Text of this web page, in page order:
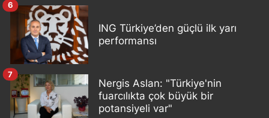
ING Türkiye’den güçlü ilk yarı
performansı
6
Nergis Aslan: "Türkiye'nin
fuarcılıkta çok büyük bir
potansiyeli var"
7